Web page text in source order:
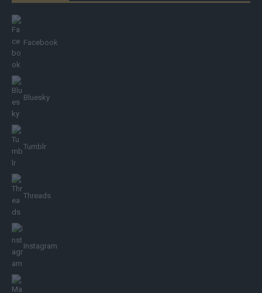
Facebook
Bluesky
Tumblr
Threads
Instagram